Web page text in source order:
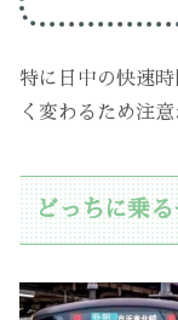
特に日中の快速
く変わるため注意
どっちに乗